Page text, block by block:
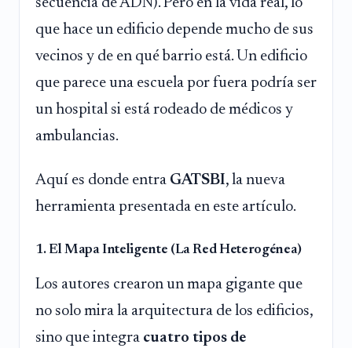
secuencia de ADN). Pero en la vida real, lo
que hace un edificio depende mucho de sus
vecinos y de en qué barrio está. Un edificio
que parece una escuela por fuera podría ser
un hospital si está rodeado de médicos y
ambulancias.
Aquí es donde entra GATSBI, la nueva
herramienta presentada en este artículo.
1. El Mapa Inteligente (La Red Heterogénea)
Los autores crearon un mapa gigante que
no solo mira la arquitectura de los edificios,
sino que integra cuatro tipos de